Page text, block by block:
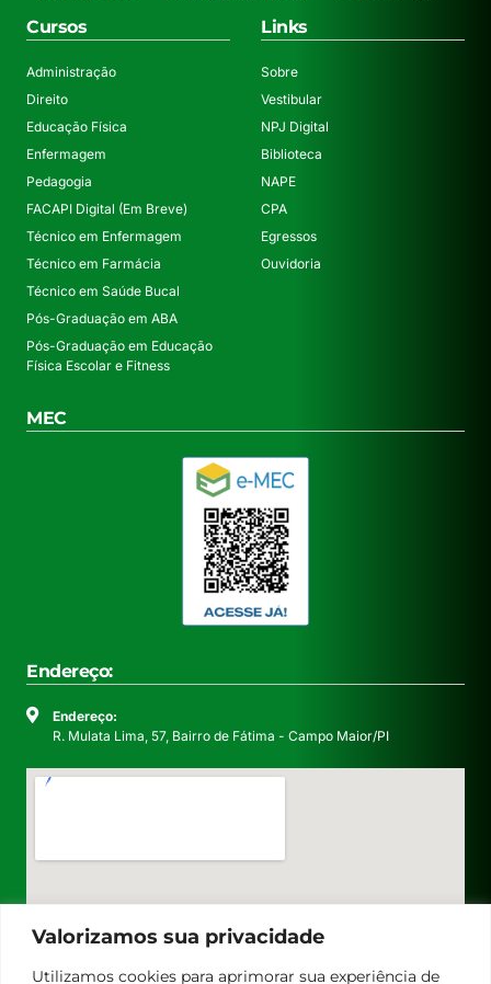
Valorizamos sua privacidade
Utilizamos cookies para aprimorar sua experiência de
Cursos
Administração
Direito
Educação Física
Enfermagem
Pedagogia
FACAPI Digital (Em Breve)
Técnico em Enfermagem
Técnico em Farmácia
Técnico em Saúde Bucal
Pós-Graduação em ABA
Pós-Graduação em Educação
Física Escolar e Fitness
Links
Sobre
Vestibular
NPJ Digital
Biblioteca
NAPE
CPA
Egressos
Ouvidoria
MEC
Endereço:
Endereço:
R. Mulata Lima, 57, Bairro de Fátima - Campo Maior/PI